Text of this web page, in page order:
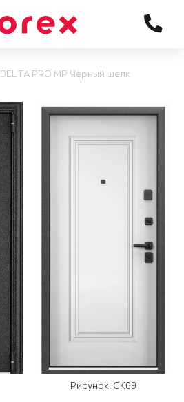
DELTA PRO MP Черный шелк
Рисунок: СК69